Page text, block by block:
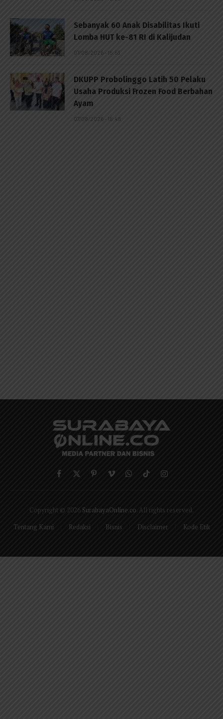
Sebanyak 60 Anak Disabilitas Ikuti
Lomba HUT ke-81 RI di Kalijudan
07/08/2026 - 15:53
DKUPP Probolinggo Latih 50 Pelaku
Usaha Produksi Frozen Food Berbahan
Ayam
07/08/2026 - 15:49
Facebook
X
PinterestVimeoWhatsApp
TikTokInstagram
Copyright © 2026 SurabayaOnline.co . All rights reserved.
Tentang Kami
Redaksi Bisnis Disclaimer Kode Etik